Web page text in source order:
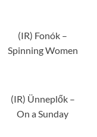
(IR) Fonók –
Spinning Women
(IR) Ünneplők –
On a Sunday